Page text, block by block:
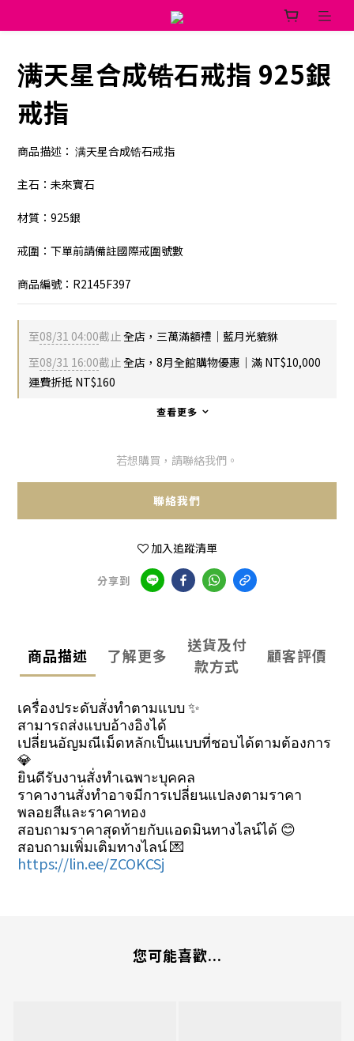
满天星合成锆石戒指 925銀
戒指
商品描述： 满天星合成锆石戒指
主石：未來寶石
材質：925銀
戒圍：下單前請備註國際戒圍號數
商品編號：R2145F397
至08/31 04:00截止全店，三萬滿額禮｜藍月光貔貅
至08/31 16:00截止全店，8月全館購物優惠｜滿 NT$10,000
運費折抵 NT$160
查看更多
若想購買，請聯絡我們。
聯絡我們
加入追蹤清單
分享到
商品描述 了解更多
送貨及付
款方式
顧客評價
เครื่องประดับสั่งทำตามแบบ ✨
สามารถส่งแบบอ้างอิงได้
เปลี่ยนอัญมณีเม็ดหลักเป็นแบบที่ชอบได้ตามต้องการ
💎
ยินดีรับงานสั่งทำเฉพาะบุคคล
ราคางานสั่งทำอาจมีการเปลี่ยนแปลงตามราคา
พลอยสีและราคาทอง
สอบถามราคาสุดท้ายกับแอดมินทางไลน์ได้ 😊
สอบถามเพิ่มเติมทางไลน์ 💌
https://lin.ee/ZCOKCSj
您可能喜歡...